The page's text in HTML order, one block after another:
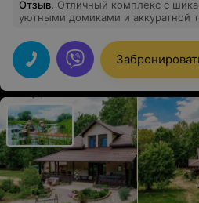
Отзыв. Отличный комплекс с
уютными домиками и аккуратной
персонал. Все очень понравилось.
вернемся.